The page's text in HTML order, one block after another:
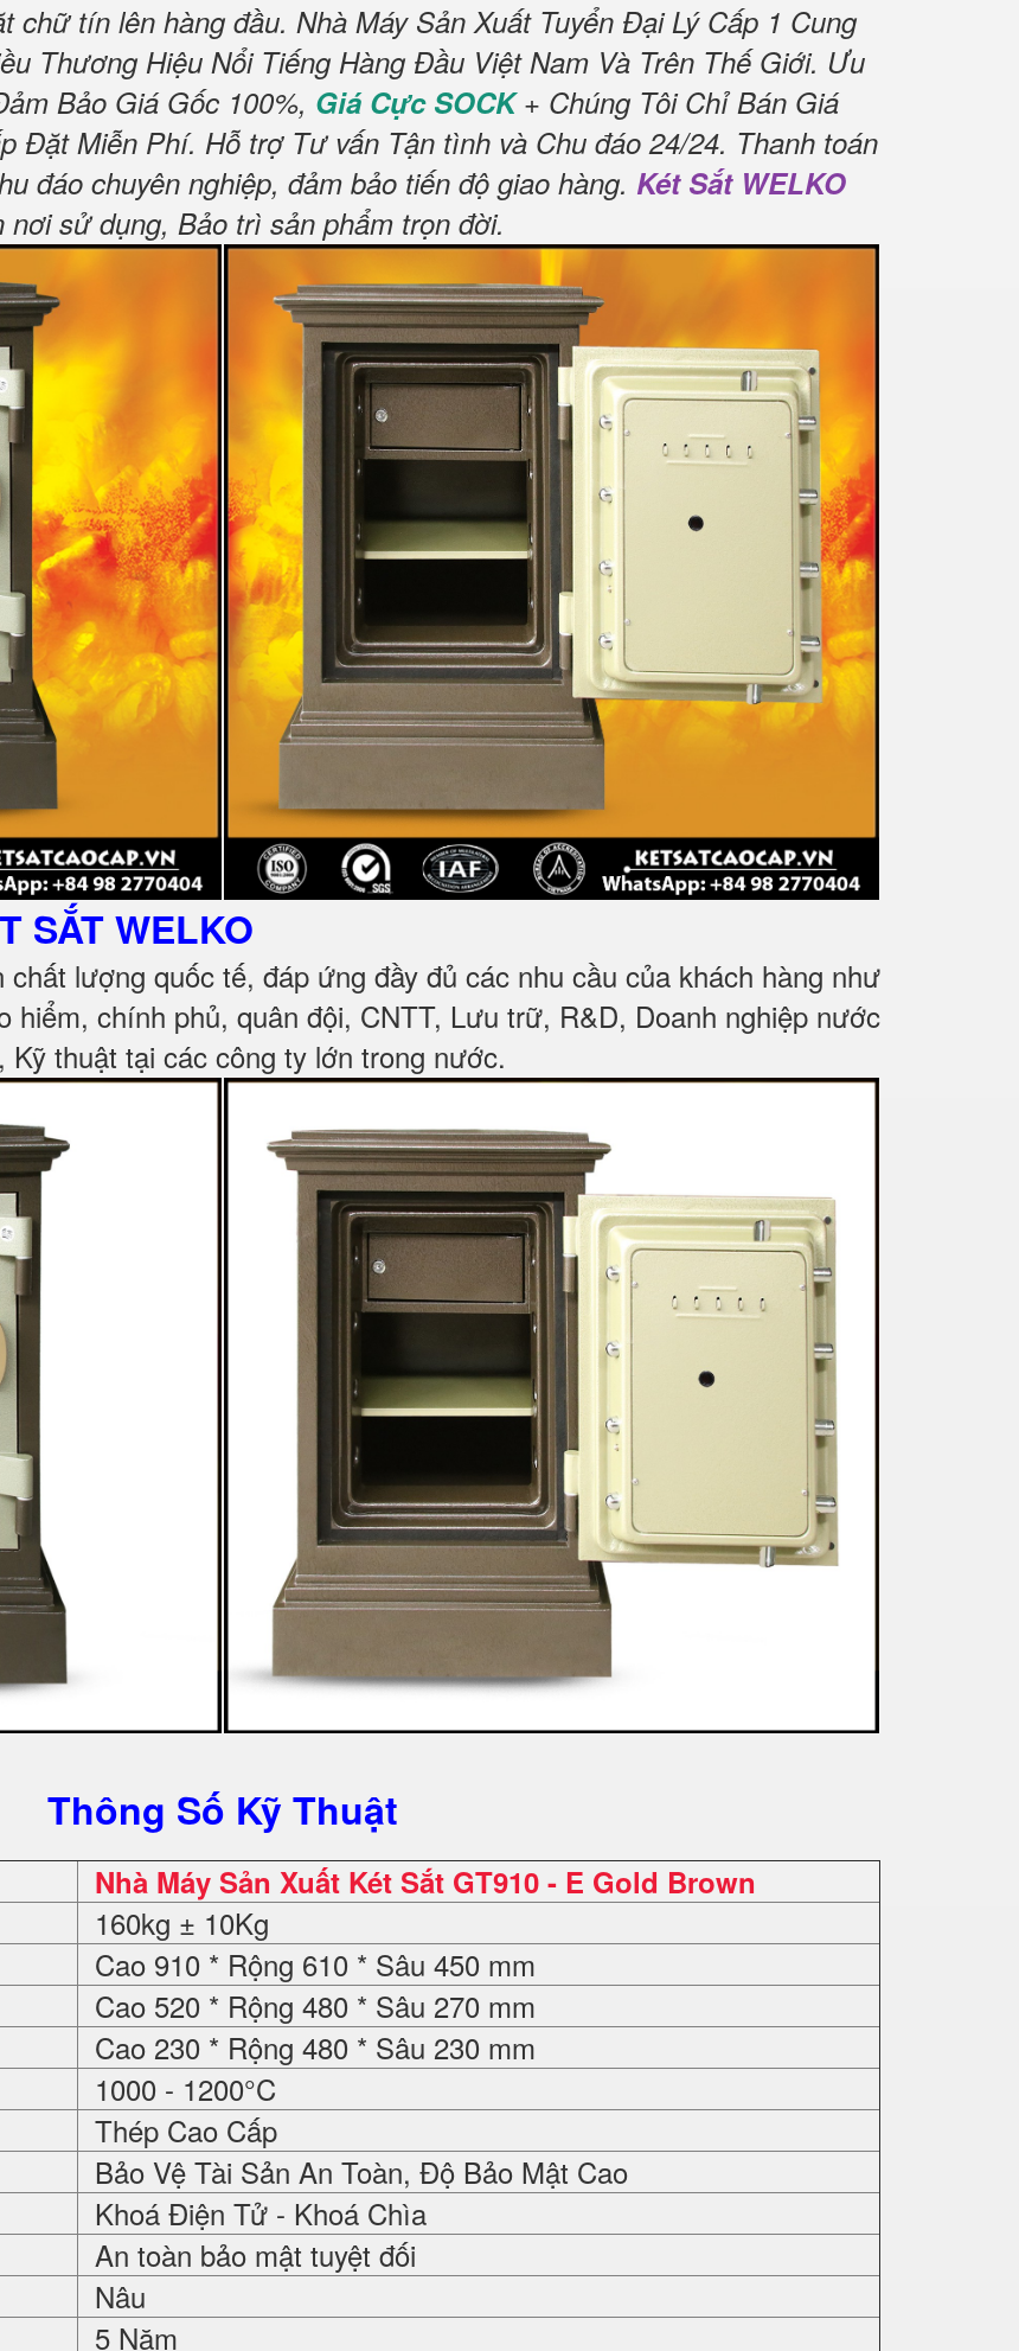
chữ tín lên hàng đầu. Nhà Máy Sản Xuất Tuyển Đại Lý Cấp 1 Cung
Thương Hiệu Nổi Tiếng Hàng Đầu Việt Nam Và Trên Thế Giới. Ưu
Bảo Giá Gốc 100%, Giá Cực SOCK+ Chúng Tôi Chỉ Bán Giá
Đặt Miễn Phí. Hỗ trợ Tư vấn Tận tình và Chu đáo 24/24. Thanh toán
đáo chuyên nghiệp, đảm bảo tiến độ giao hàng. Két Sắt WELKO
sử dụng, Bảo trì sản phẩm trọn đời.
SẮTWELKO
lượng quốc tế, đáp ứng đầy đủ các nhu cầu của khách hàng như
hiểm, chính phủ, quân đội, CNTT, Lưu trữ, R&D, Doanh nghiệp nước
thuật tại các công ty lớn trong nước.
Thông Số Kỹ Thuật
Nhà Máy Sản Xuất Két Sắt GT910 - E Gold Brown
160kg ± 10Kg
Cao 910 * Rộng 610 * Sâu 450 mm
Cao 520 * Rộng 480 * Sâu 270 mm
Cao 230 * Rộng 480 * Sâu 230 mm
1000 - 1200°C
Thép Cao Cấp
Bảo Vệ Tài Sản An Toàn, Độ Bảo Mật Cao
Khoá Điện Tử - Khoá Chìa
An toàn bảo mật tuyệt đối
Nâu
5 Năm